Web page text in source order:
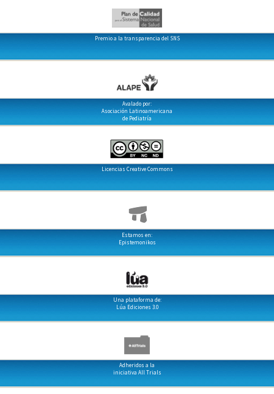
Premio a la transparencia del SNS
Avalado por:
Asociación Latinoamericana
de Pediatría
Licencias Creative Commons
Estamos en:
Epistemonikos
Una plataforma de:
Lúa Ediciones 3.0
Adheridos a la
iniciativa All Trials